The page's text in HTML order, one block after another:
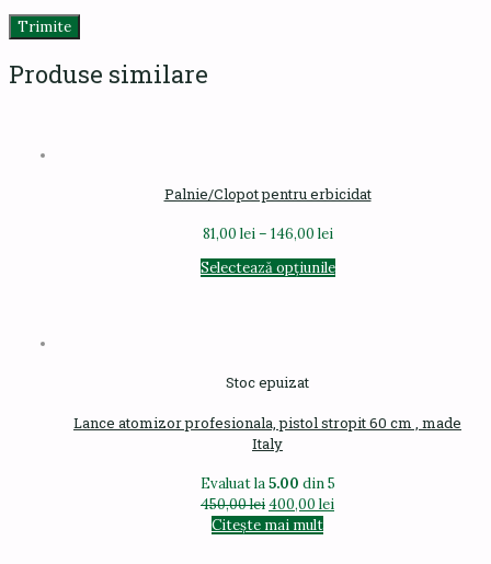
Produse similare
Palnie/Clopot pentru erbicidat
81,00 lei – 146,00 leiInterval
de
prețuri:
Selectează opțiunileAcest
fi
în
produsului.
Stoc epuizat
Lance atomizor profesionala, pistol stropit 60 cm , made
Italy
Evaluat la5.00 din 5
450,00leiPrețul
inițial
400,00 lei
Citește mai mult